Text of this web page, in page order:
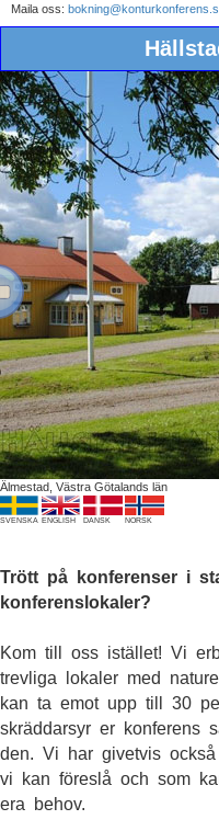
Maila oss:
Älmestad, Västra Götalands län
SVENSKA ENGLISH DANSK NORSK
Trött på konferenser i
konferenslokaler?
Kom till oss istället! Vi
trevliga lokaler med
kan ta emot upp till 30
skräddarsyr er konferens
den. Vi har givetvis
vi kan föreslå och som
era behov.